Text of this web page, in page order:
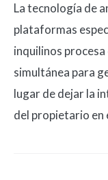
La tecnología de
plataformas
inquilinos
simultánea para
lugar de dejar la
del propietario en